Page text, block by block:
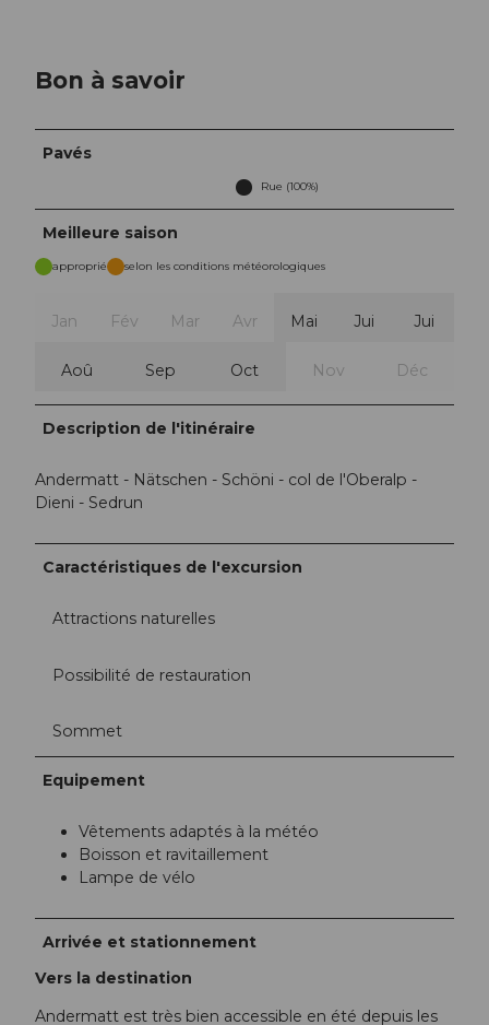
Bon à savoir
Pavés
Rue (100%)
Meilleure saison
approprié selon les conditions météorologiques
Jan Fév Mar Avr Mai Jui Jui
Aoû Sep Oct Nov Déc
Description de l'itinéraire
Andermatt - Nätschen - Schöni - col de l'Oberalp -
Dieni - Sedrun
Caractéristiques de l'excursion
Attractions naturelles
Possibilité de restauration
Sommet
Equipement
Vêtements adaptés à la météo
Boisson et ravitaillement
Lampe de vélo
Arrivée et stationnement
Vers la destination
Andermatt est très bien accessible en été depuis les